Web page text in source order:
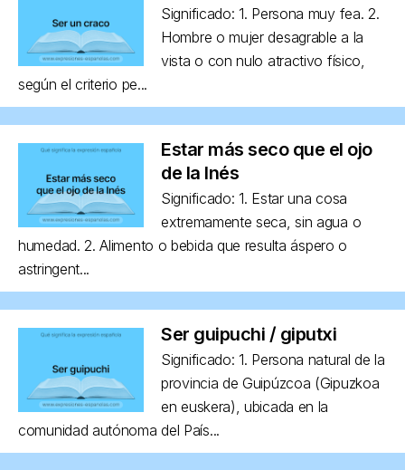
Significado: 1. Persona muy fea. 2.
Hombre o mujer desagrable a la
vista o con nulo atractivo físico,
según el criterio pe...
Estar más seco que el ojo
de la Inés
Significado: 1. Estar una cosa
extremamente seca, sin agua o
humedad. 2. Alimento o bebida que resulta áspero o
astringent...
Ser guipuchi / giputxi
Significado: 1. Persona natural de la
provincia de Guipúzcoa (Gipuzkoa
en euskera), ubicada en la
comunidad autónoma del País...